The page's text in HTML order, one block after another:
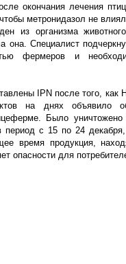
окончания лечения
метронидазол не
из организма
она. Специалист
фермеров и
IPN после того, как
на днях объявило
Было
с 15 по 24
время продукция,
опасности для